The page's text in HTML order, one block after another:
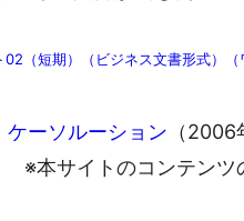
（短期）（ビジネス文書形式）（
ケーソルーション （2006
※本サイトのコンテン